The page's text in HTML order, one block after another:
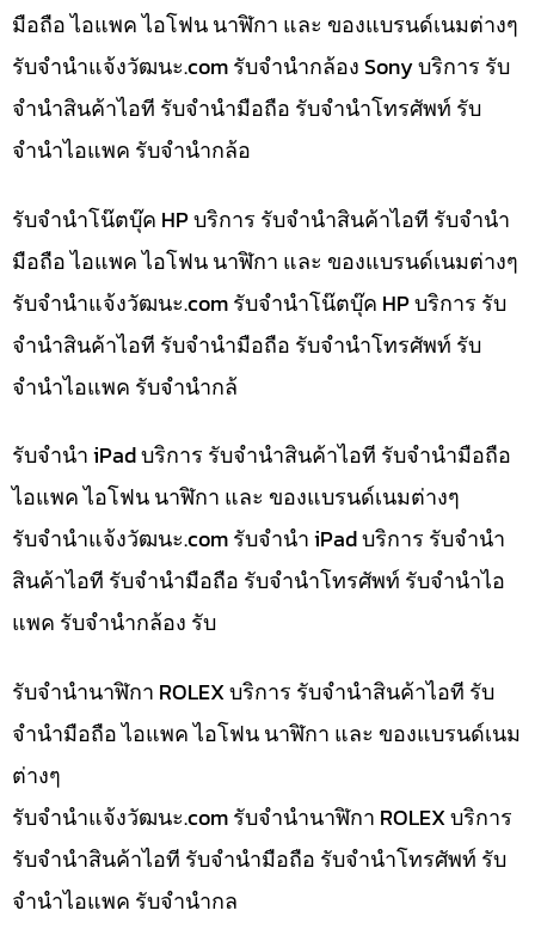
มือถือ ไอแพค ไอโฟน นาฬิกา และ ของแบรนด์เนมต่างๆ
รับจํานําแจ้งวัฒนะ.com รับจำนำกล้อง Sony บริการ รับ
จำนำสินค้าไอที รับจำนำมือถือ รับจำนำโทรศัพท์ รับ
จำนำไอแพค รับจำนำกล้อ
รับจำนำโน๊ตบุ๊ค HP บริการ รับจำนำสินค้าไอที รับจำนำ
มือถือ ไอแพค ไอโฟน นาฬิกา และ ของแบรนด์เนมต่างๆ
รับจํานําแจ้งวัฒนะ.com รับจำนำโน๊ตบุ๊ค HP บริการ รับ
จำนำสินค้าไอที รับจำนำมือถือ รับจำนำโทรศัพท์ รับ
จำนำไอแพค รับจำนำกล้
รับจำนำ iPad บริการ รับจำนำสินค้าไอที รับจำนำมือถือ
ไอแพค ไอโฟน นาฬิกา และ ของแบรนด์เนมต่างๆ
รับจํานําแจ้งวัฒนะ.com รับจำนำ iPad บริการ รับจำนำ
สินค้าไอที รับจำนำมือถือ รับจำนำโทรศัพท์ รับจำนำไอ
แพค รับจำนำกล้อง รับ
รับจำนำนาฬิกา ROLEX บริการ รับจำนำสินค้าไอที รับ
จำนำมือถือ ไอแพค ไอโฟน นาฬิกา และ ของแบรนด์เนม
ต่างๆ
รับจํานําแจ้งวัฒนะ.com รับจำนำนาฬิกา ROLEX บริการ
รับจำนำสินค้าไอที รับจำนำมือถือ รับจำนำโทรศัพท์ รับ
จำนำไอแพค รับจำนำกล